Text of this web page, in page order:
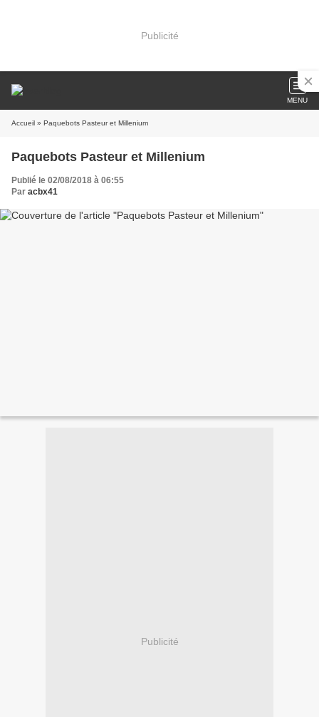
Publicité
MENU
Accueil » Paquebots Pasteur et Millenium
Paquebots Pasteur et Millenium
Publié le 02/08/2018 à 06:55
Par acbx41
Publicité